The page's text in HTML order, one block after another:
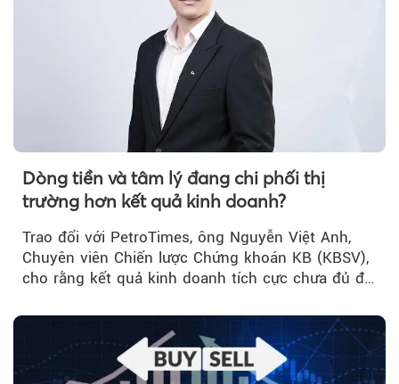
Dòng tiền và tâm lý đang chi phối thị
trường hơn kết quả kinh doanh?
Trao đổi với PetroTimes, ông Nguyễn Việt Anh,
Chuyên viên Chiến lược Chứng khoán KB (KBSV),
cho rằng kết quả kinh doanh tích cực chưa đủ để